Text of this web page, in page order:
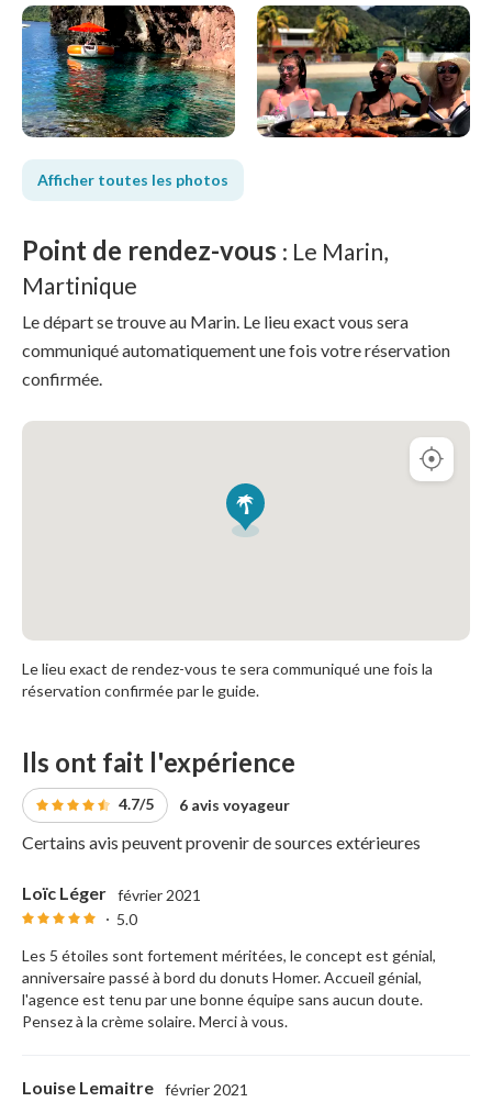
Afficher toutes les photos
Point de rendez-vous : Le Marin,
Martinique
Le départ se trouve au Marin. Le lieu exact vous sera
communiqué automatiquement une fois votre réservation
confirmée.
Le lieu exact de rendez-vous te sera communiqué une fois la
réservation confirmée par le guide.
Ils ont fait l'expérience
4.7/5 6 avis voyageur
Certains avis peuvent provenir de sources extérieures
Loïc Léger février 2021
5.0
Les 5 étoiles sont fortement méritées, le concept est génial,
anniversaire passé à bord du donuts Homer. Accueil génial,
l'agence est tenu par une bonne équipe sans aucun doute.
Pensez à la crème solaire. Merci à vous.
Louise Lemaitre février 2021